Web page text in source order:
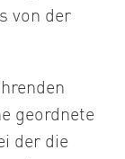
von der
geordnete
der die